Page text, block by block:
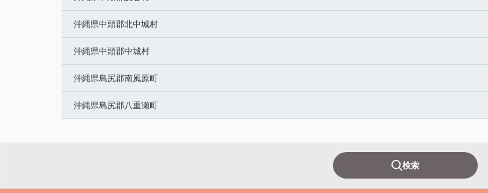
沖縄県中頭郡北中城村
沖縄県中頭郡中城村
沖縄県島尻郡南風原町
沖縄県島尻郡八重瀬町
検索